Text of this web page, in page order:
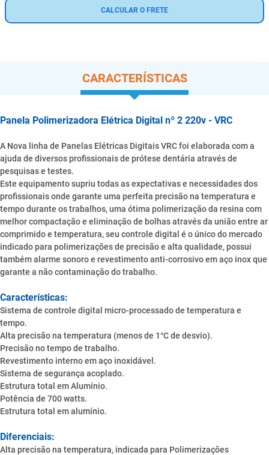
CALCULAR O FRETE
CARACTERÍSTICAS
Panela Polimerizadora Elétrica Digital nº 2 220v - VRC
A Nova linha de Panelas Elétricas Digitais VRC foi elaborada com a
ajuda de diversos profissionais de prótese dentária através de
pesquisas e testes.
Este equipamento supriu todas as expectativas e necessidades dos
profissionais onde garante uma perfeita precisão na temperatura e
tempo durante os trabalhos, uma ótima polimerização da resina com
melhor compactação e eliminação de bolhas através da união entre ar
comprimido e temperatura, seu controle digital é o único do mercado
indicado para polimerizações de precisão e alta qualidade, possui
também alarme sonoro e revestimento anti-corrosivo em aço inox que
garante a não contaminação do trabalho.
Características:
Sistema de controle digital micro-processado de temperatura e
tempo.
Alta precisão na temperatura (menos de 1°C de desvio).
Precisão no tempo de trabalho.
Revestimento interno em aço inoxidável.
Sistema de segurança acoplado.
Estrutura total em Alumínio.
Potência de 700 watts.
Estrutura total em alumínio.
Diferenciais:
Alta precisão na temperatura, indicada para Polimerizações